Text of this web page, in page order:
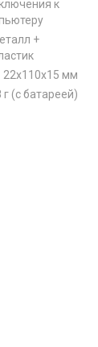
к
+
22х110х15 мм
г (с батареей)